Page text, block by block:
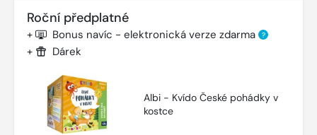
Roční předplatné
+ Bonus navíc - elektronická verze zdarma ?
+ Dárek
Albi - Kvído České pohádky v
kostce